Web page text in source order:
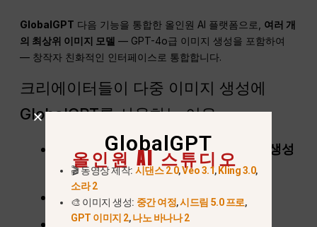
GlobalGPT 다음 기능을 통합한 올인원 AI 플랫폼으로, 여러 개
의 최상위 이미지 모델 — GPT-4o급 이미지 생성을 포함하여
— 창작자 친화적인 인터페이스로 통합합니다.
크리에이터들이 다중 이미지 생성에
GlobalGPT를 사용하는 이유
프롬프트당 여러 이미지를 안정적으로 생성
합니다
API 설정 불필요, 코딩 불필요
공식 인터페이스보다 빠른 생성
GlobalGPT
올인원 AI 스튜디오
🎬 동영상 제작: 시댄스 2.0,Veo 3.1, Kling 3.0,
소라 2
🎨 이미지 생성: 중간 여정,시드림 5.0 프로,
GPT 이미지 2,나노 바나나 2